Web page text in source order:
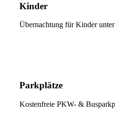
Kinder
Übernachtung für Kinder
Parkplätze
Kostenfreie PKW- &